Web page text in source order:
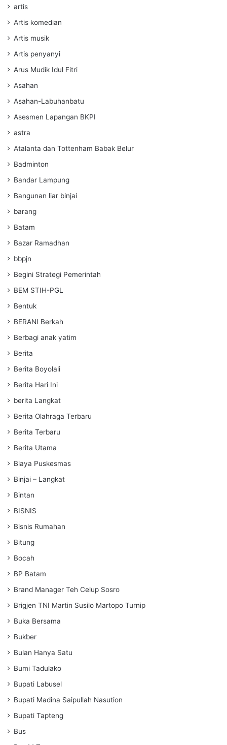
artis
Artis komedian
Artis musik
Artis penyanyi
Arus Mudik Idul Fitri
Asahan
Asahan-Labuhanbatu
Asesmen Lapangan BKPI
astra
Atalanta dan Tottenham Babak Belur
Badminton
Bandar Lampung
Bangunan liar binjai
barang
Batam
Bazar Ramadhan
bbpjn
Begini Strategi Pemerintah
BEM STIH-PGL
Bentuk
BERANI Berkah
Berbagi anak yatim
Berita
Berita Boyolali
Berita Hari Ini
berita Langkat
Berita Olahraga Terbaru
Berita Terbaru
Berita Utama
Biaya Puskesmas
Binjai – Langkat
Bintan
BISNIS
Bisnis Rumahan
Bitung
Bocah
BP Batam
Brand Manager Teh Celup Sosro
Brigjen TNI Martin Susilo Martopo Turnip
Buka Bersama
Bukber
Bulan Hanya Satu
Bumi Tadulako
Bupati Labusel
Bupati Madina Saipullah Nasution
Bupati Tapteng
Bus